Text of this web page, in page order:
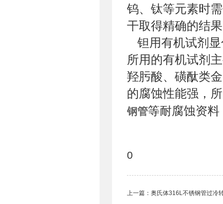
钨、钛等元素时
干取得精确的结
钽用有机试剂显
所用的有机试剂
羟肟酸、磺酞类
的腐蚀性能强，
钢管等耐腐蚀资料
0
上一篇： 奥氏体316L不锈钢管过冷